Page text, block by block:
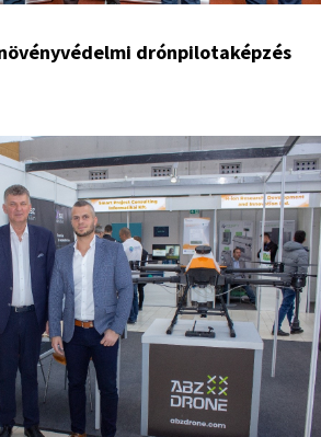
drónpilotaképzés